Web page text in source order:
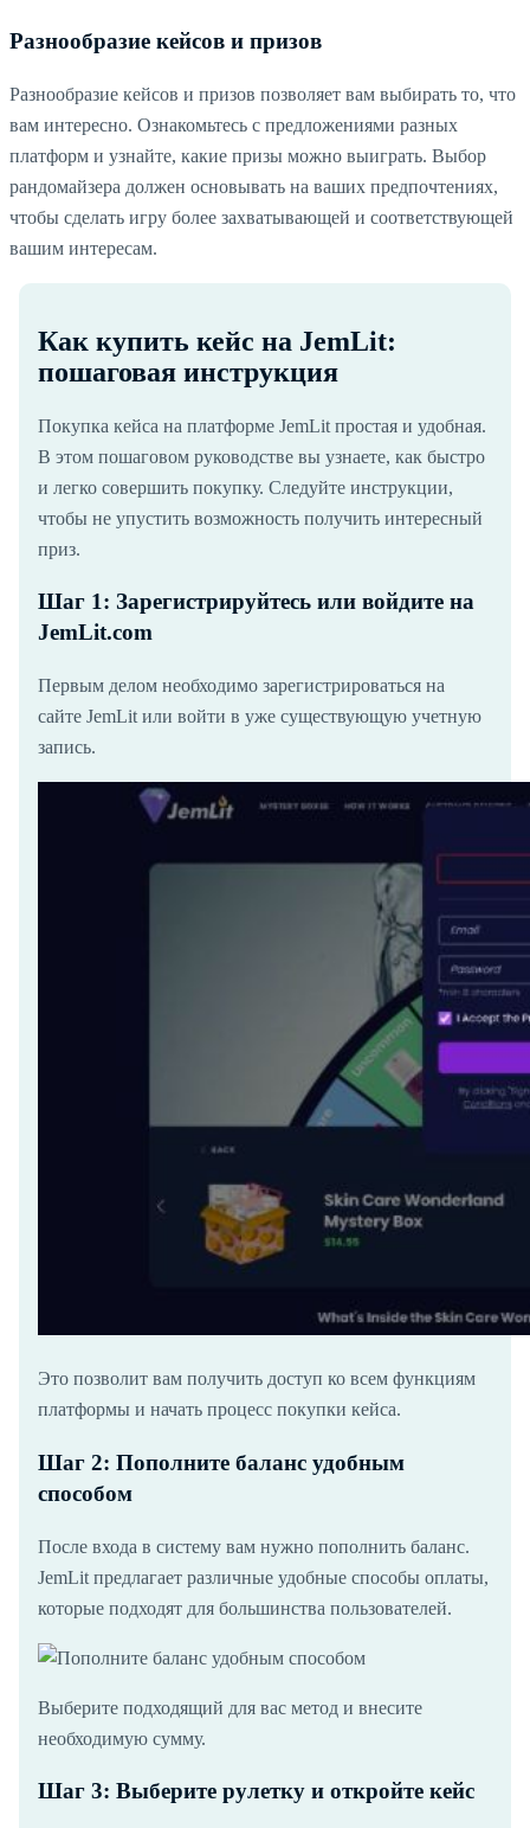
Разнообразие кейсов и призов
Разнообразие кейсов и призов позволяет вам выбирать то, что
вам интересно. Ознакомьтесь с предложениями разных
платформ и узнайте, какие призы можно выиграть. Выбор
рандомайзера должен основывать на ваших предпочтениях,
чтобы сделать игру более захватывающей и соответствующей
вашим интересам.
Как купить кейс на JemLit:
пошаговая инструкция
Покупка кейса на платформе JemLit простая и удобная.
В этом пошаговом руководстве вы узнаете, как быстро
и легко совершить покупку. Следуйте инструкции,
чтобы не упустить возможность получить интересный
приз.
Шаг 1: Зарегистрируйтесь или войдите на
JemLit.com
Первым делом необходимо зарегистрироваться на
сайте JemLit или войти в уже существующую учетную
запись.
Это позволит вам получить доступ ко всем функциям
платформы и начать процесс покупки кейса.
Шаг 2: Пополните баланс удобным
способом
После входа в систему вам нужно пополнить баланс.
JemLit предлагает различные удобные способы оплаты,
которые подходят для большинства пользователей.
Выберите подходящий для вас метод и внесите
необходимую сумму.
Шаг 3: Выберите рулетку и откройте кейс